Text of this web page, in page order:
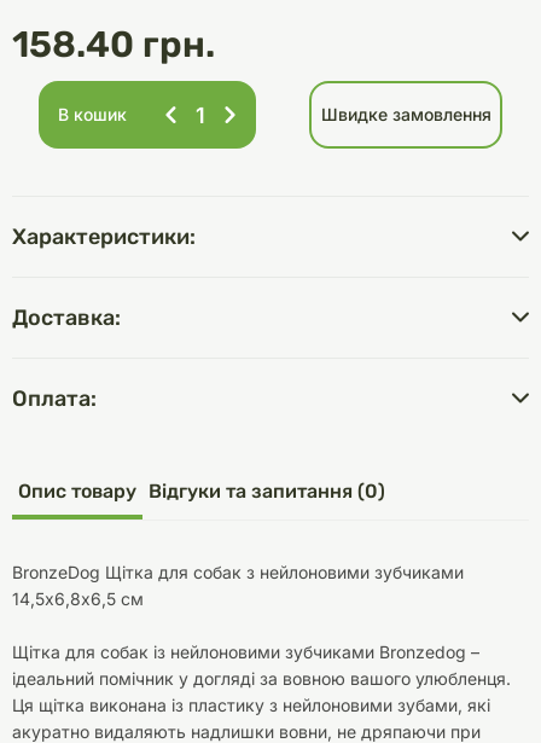
158.40 грн.
В кошик Швидке замовлення
Характеристики:
Доставка:
Оплата:
Опис товару Відгуки та запитання (0)
BronzeDog Щітка для собак з нейлоновими зубчиками
14,5х6,8х6,5 см
Щітка для собак із нейлоновими зубчиками Bronzedog –
ідеальний помічник у догляді за вовною вашого улюбленця.
Ця щітка виконана із пластику з нейлоновими зубами, які
акуратно видаляють надлишки вовни, не дряпаючи при